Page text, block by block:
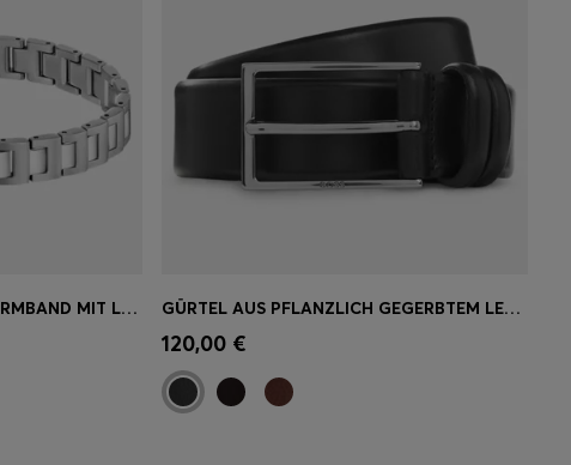
SILBERFARBENES GLIEDERARMBAND MIT LOGO AM VERSCHLUSS JETZT PERSONALISIEREN GÜRTEL AUS PFLANZLICH GEGERBTEM LEDER MIT METALL-DETAILS
120,00 €